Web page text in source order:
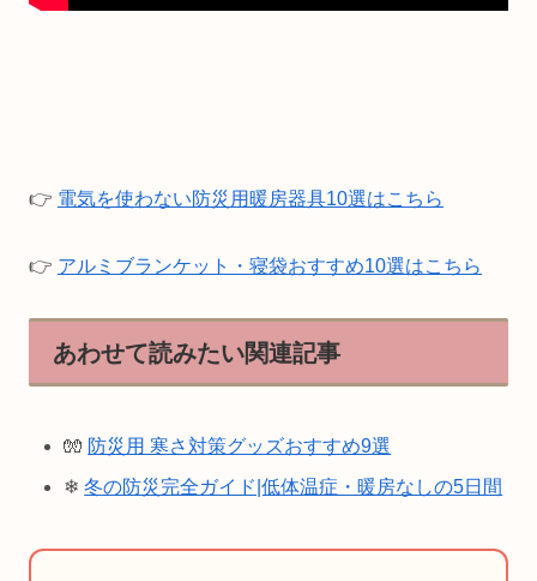
👉 電気を使わない防災用暖房器具10選はこちら
👉 アルミブランケット・寝袋おすすめ10選はこちら
あわせて読みたい関連記事
🧤 防災用 寒さ対策グッズおすすめ9選
❄冬の防災完全ガイド|低体温症・暖房なしの5日間